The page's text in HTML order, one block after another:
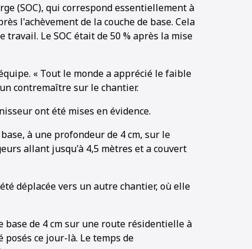
(SOC), qui correspond essentiellement à
l'achèvement de la couche de base. Cela
Le SOC était de 50 % après la mise
« Tout le monde a apprécié le faible
contremaître sur le chantier.
ont été mises en évidence.
à une profondeur de 4 cm, sur le
allant jusqu'à 4,5 mètres et a couvert
déplacée vers un autre chantier, où elle
base de 4 cm sur une route résidentielle à
posés ce jour-là. Le temps de